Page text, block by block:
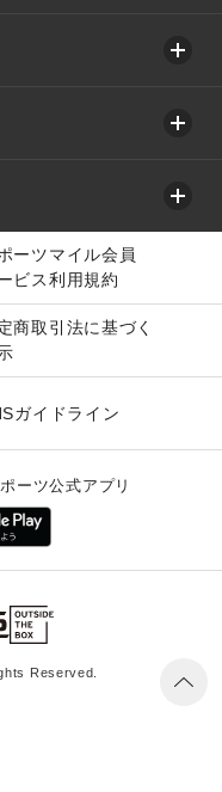
ーツマイル会員
ビス利用規約
商取引法に基づく
ガイドライン
ーツ公式アプリ
Reserved.